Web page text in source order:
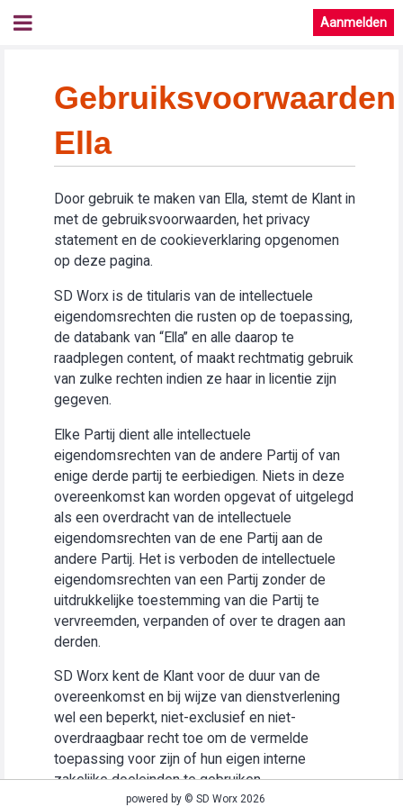
Aanmelden
Gebruiksvoorwaarden
Ella
Door gebruik te maken van Ella, stemt de Klant in
met de gebruiksvoorwaarden, het privacy
statement en de cookieverklaring opgenomen
op deze pagina.
SD Worx is de titularis van de intellectuele
eigendomsrechten die rusten op de toepassing,
de databank van “Ella” en alle daarop te
raadplegen content, of maakt rechtmatig gebruik
van zulke rechten indien ze haar in licentie zijn
gegeven.
Elke Partij dient alle intellectuele
eigendomsrechten van de andere Partij of van
enige derde partij te eerbiedigen. Niets in deze
overeenkomst kan worden opgevat of uitgelegd
als een overdracht van de intellectuele
eigendomsrechten van de ene Partij aan de
andere Partij. Het is verboden de intellectuele
eigendomsrechten van een Partij zonder de
uitdrukkelijke toestemming van die Partij te
vervreemden, verpanden of over te dragen aan
derden.
SD Worx kent de Klant voor de duur van de
overeenkomst en bij wijze van dienstverlening
wel een beperkt, niet-exclusief en niet-
overdraagbaar recht toe om de vermelde
toepassing voor zijn of hun eigen interne
zakelijke doeleinden te gebruiken
(“Gebruiksrecht”).powered by © SD Worx 2026